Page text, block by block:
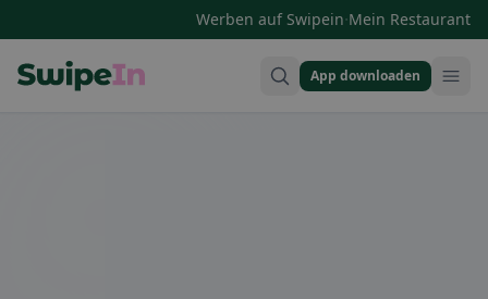
Werben auf Swipein·Mein Restaurant
App downloaden